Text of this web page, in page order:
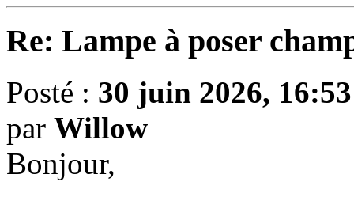
Re: Lampe à poser
Posté : 30 juin 2026, 16:53
par Willow
Bonjour,